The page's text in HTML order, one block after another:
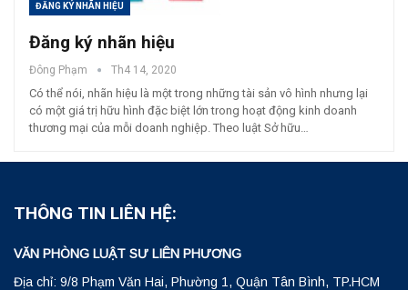
ĐĂNG KÝ NHÃN HIỆU
Đăng ký nhãn hiệu
Đông Phạm Th4 14, 2020
Có thể nói, nhãn hiệu là một trong những tài sản vô hình nhưng lại
có một giá trị hữu hình đặc biệt lớn trong hoạt động kinh doanh
thương mại của mỗi doanh nghiệp. Theo luật Sở hữu…
THÔNG TIN LIÊN HỆ:
VĂN PHÒNG LUẬT SƯ LIÊN PHƯƠNG
Địa chỉ: 9/8 Phạm Văn Hai, Phường 1, Quận Tân Bình, TP.HCM